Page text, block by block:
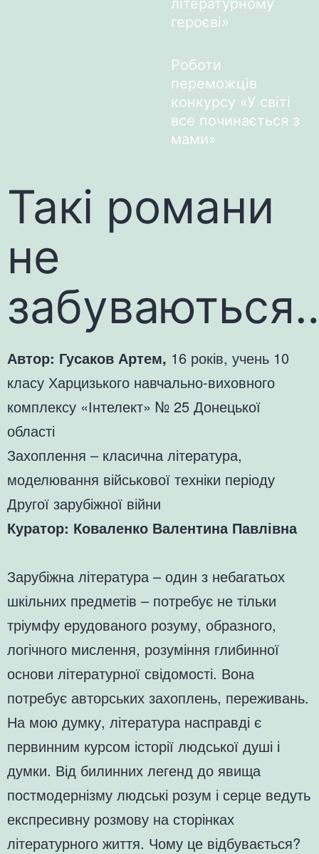
літературному
героєві»
Роботи
переможців
конкурсу «У світі
все починається з
мами»
Такі романи
не
Автор: Гусаков Артем, 16 років, учень 10
класу Харцизького навчально-виховного
комплексу «Інтелект» № 25 Донецької
області
Захоплення – класична література,
моделювання військової техніки періоду
Другої зарубіжної війни
Куратор: Коваленко Валентина Павлівна
Зарубіжна література – один з небагатьох
шкільних предметів – потребує не тільки
тріумфу ерудованого розуму, образного,
логічного мислення, розуміння глибинної
основи літературної свідомості. Вона
потребує авторських захоплень, переживань.
На мою думку, література насправді є
первинним курсом історії людської душі і
думки. Від билинних легенд до явища
постмодернізму людські розум і серце ведуть
експресивну розмову на сторінках
літературного життя. Чому це відбувається?